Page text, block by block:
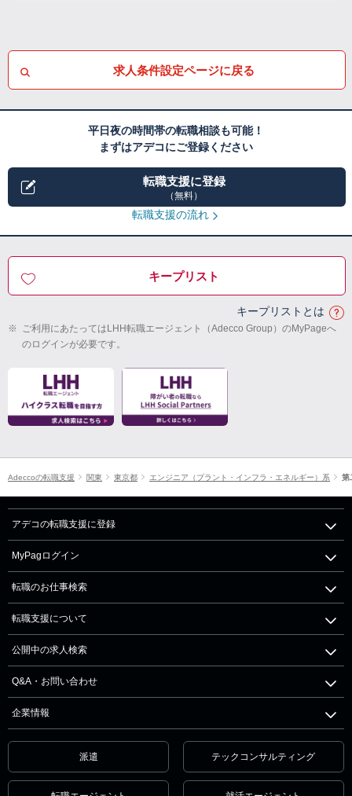
求人条件設定ページに戻る
平日夜の時間帯の転職相談も可能！
まずはアデコにご登録ください
転職支援に登録
（無料）
転職支援の流れ
キープリスト
キープリストとは
※ ご利用にあたってはLHH転職エージェント（Adecco Group）のMyPageへ
のログインが必要です。
Adeccoの転職支援 関東 東京都 エンジニア（プラント・インフラ・エネルギー）系 第
アデコの転職支援に登録
MyPagログイン
転職のお仕事検索
転職支援について
公開中の求人検索
Q&A・お問い合わせ
企業情報
派遣 テックコンサルティング